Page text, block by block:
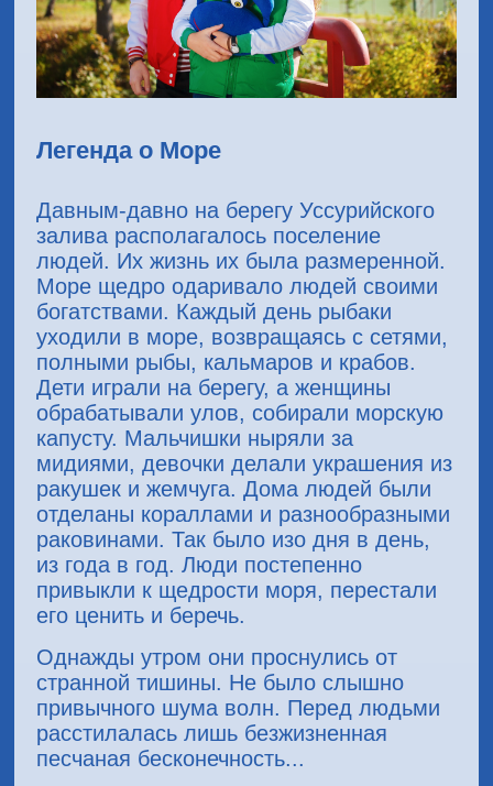
Легенда о Море
Давным-давно на берегу Уссурийского
залива располагалось поселение
людей. Их жизнь их была размеренной.
Море щедро одаривало людей своими
богатствами. Каждый день рыбаки
уходили в море, возвращаясь с сетями,
полными рыбы, кальмаров и крабов.
Дети играли на берегу, а женщины
обрабатывали улов, собирали морскую
капусту. Мальчишки ныряли за
мидиями, девочки делали украшения из
ракушек и жемчуга. Дома людей были
отделаны кораллами и разнообразными
раковинами. Так было изо дня в день,
из года в год. Люди постепенно
привыкли к щедрости моря, перестали
его ценить и беречь.
Однажды утром они проснулись от
странной тишины. Не было слышно
привычного шума волн. Перед людьми
расстилалась лишь безжизненная
песчаная бесконечность...